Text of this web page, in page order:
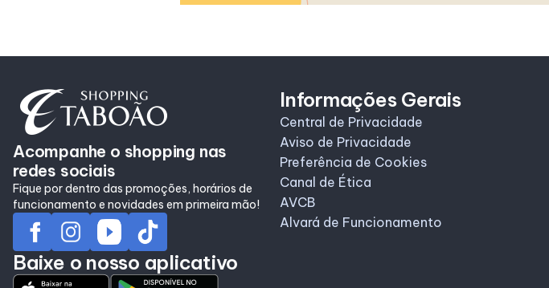
Acompanhe o shopping nas
redes sociais
Fique por dentro das promoções, horários de
funcionamento e novidades em primeira mão!
Baixe o nosso aplicativo
Informações Gerais
Central de Privacidade
Aviso de Privacidade
Preferência de Cookies
Canal de Ética
AVCB
Alvará de Funcionamento